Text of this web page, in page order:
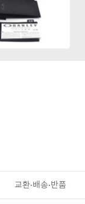
교환·배송·반품